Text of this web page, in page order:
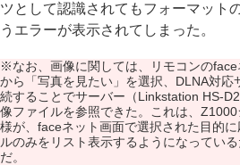
ツとして認識されてもフォーマット
うエラーが表示されてしまった。
※なお、画像に関しては、リモコンのface
から「写真を見たい」を選択、DLNA対応
続することでサーバー（Linkstation HS-
像ファイルを参照できた。これは、
様が、faceネット画面で選択された目的に
ルのみをリスト表示するようになってい
だ。